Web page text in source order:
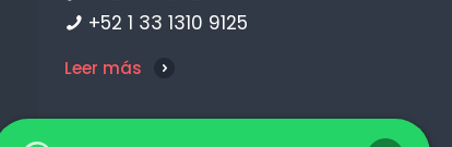
+52 1 33 1310 9125
Leer más